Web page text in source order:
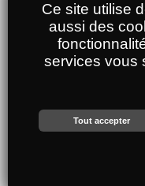
Ce site utilise
aussi des
services vous
Tout accepter